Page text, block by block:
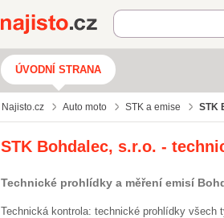
Najisto.cz
ÚVODNÍ STRANA
Najisto.cz Auto moto STK a emise STK
STK Bohdalec, s.r.o. -
Technické prohlídky a měření emisí
Technická kontrola: technické prohlídky